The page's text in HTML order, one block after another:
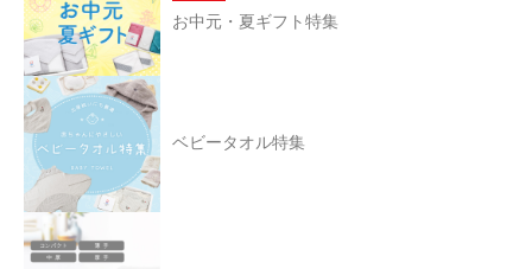
お中元・夏ギフト特集
ベビータオル特集